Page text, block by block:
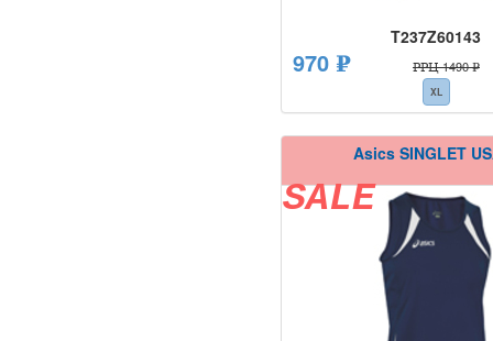
T237Z60143
970 ₽ РРЦ 1490 ₽
XL
Asics SINGLET
SALE